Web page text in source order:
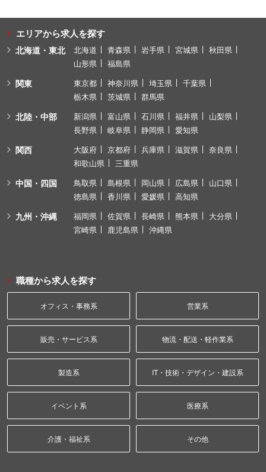
エリアから求人を探す
北海道・東北 北海道 青森県 岩手県 宮城県
秋田県
山形県
福島県
関東 東京都 神奈川県 埼玉県
千葉県
栃木県
茨城県 群馬県
北陸・中部 新潟県 富山県 石川県 福井県
山梨県
長野県
岐阜県 静岡県 愛知県
関西 大阪府 京都府 兵庫県 滋賀県
奈良県
和歌山県
三重県
中国・四国 鳥取県 島根県 岡山県 広島県
山口県
徳島県
香川県 愛媛県 高知県
九州・沖縄 福岡県 佐賀県 長崎県 熊本県
大分県
宮崎県
鹿児島県 沖縄県
職種から求人を探す
オフィス・事務系 営業系
販売・サービス系 物流・配送・軽作業系
製造系 IT・技術・デザイン・建設系
イベント系 医療系
介護・福祉系 その他